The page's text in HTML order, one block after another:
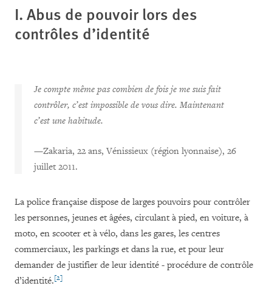
I. Abus de pouvoir lors des
contrôles d’identité
Je compte même pas combien de fois je me suis fait
contrôler, c’est impossible de vous dire. Maintenant
c’est une habitude.
—Zakaria, 22 ans, Vénissieux (région lyonnaise), 26
juillet 2011.
La police française dispose de larges pouvoirs pour contrôler
les personnes, jeunes et âgées, circulant à pied, en voiture, à
moto, en scooter et à vélo, dans les gares, les centres
commerciaux, les parkings et dans la rue, et pour leur
demander de justifier de leur identité - procédure de contrôle
d’identité.[2]